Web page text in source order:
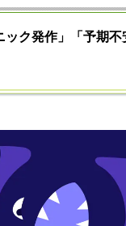
ク発作」「予期